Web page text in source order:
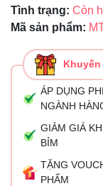
Tình trạng: Còn
Mã sản phẩm:
ÁP DỤNG
NGÀNH
GIẢM GIÁ
BỈM
TẶNG
PHẨM